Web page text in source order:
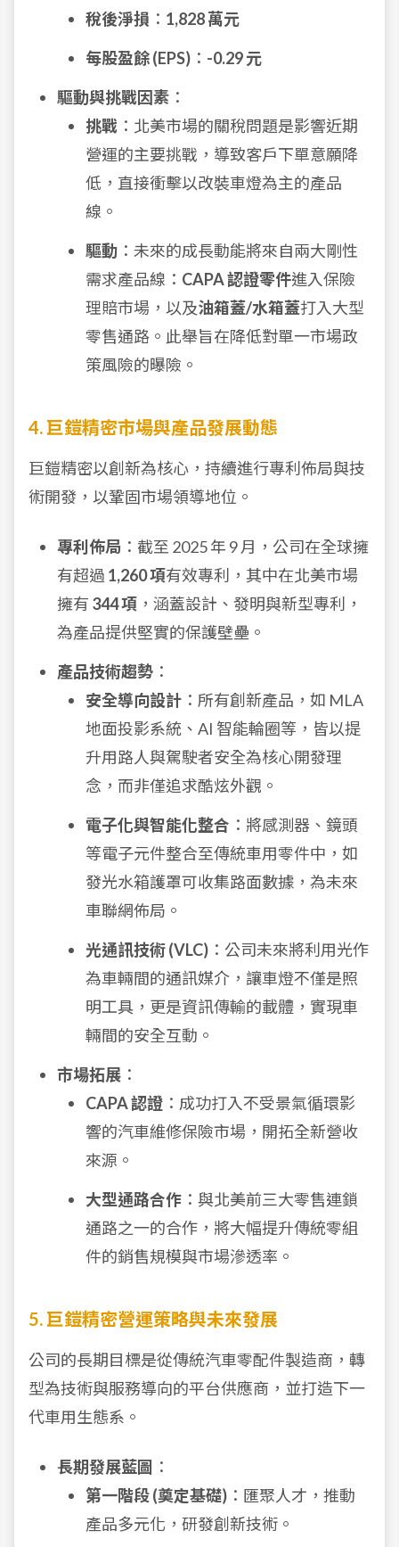
稅後淨損 ： 1,828 萬元
每股盈餘 (EPS) ： -0.29 元
驅動與挑戰因素 ：
挑戰 ：北美市場的關稅問題是影響近期
營運的主要挑戰，導致客戶下單意願降
低，直接衝擊以改裝車燈為主的產品
線。
驅動 ：未來的成長動能將來自兩大剛性
需求產品線： CAPA 認證零件進入保險
理賠市場，以及油箱蓋/水箱蓋打入大型
零售通路。此舉旨在降低對單一市場政
策風險的曝險。
4. 巨鎧精密市場與產品發展動態
巨鎧精密以創新為核心，持續進行專利佈局與技
術開發，以鞏固市場領導地位。
專利佈局 ：截至 2025 年 9 月，公司在全球擁
有超過 1,260 項有效專利，其中在北美市場
擁有 344 項 ，涵蓋設計、發明與新型專利，
為產品提供堅實的保護壁壘。
產品技術趨勢 ：
安全導向設計 ：所有創新產品，如 MLA
地面投影系統、AI 智能輪圈等，皆以提
升用路人與駕駛者安全為核心開發理
念，而非僅追求酷炫外觀。
電子化與智能化整合 ：將感測器、鏡頭
等電子元件整合至傳統車用零件中，如
發光水箱護罩可收集路面數據，為未來
車聯網佈局。
光通訊技術 (VLC) ：公司未來將利用光作
為車輛間的通訊媒介，讓車燈不僅是照
明工具，更是資訊傳輸的載體，實現車
輛間的安全互動。
市場拓展 ：
CAPA 認證 ：成功打入不受景氣循環影
響的汽車維修保險市場，開拓全新營收
來源。
大型通路合作 ：與北美前三大零售連鎖
通路之一的合作，將大幅提升傳統零組
件的銷售規模與市場滲透率。
5. 巨鎧精密營運策略與未來發展
公司的長期目標是從傳統汽車零配件製造商，轉
型為技術與服務導向的平台供應商，並打造下一
代車用生態系。
長期發展藍圖 ：
第一階段 (奠定基礎) ：匯聚人才，推動
產品多元化，研發創新技術。